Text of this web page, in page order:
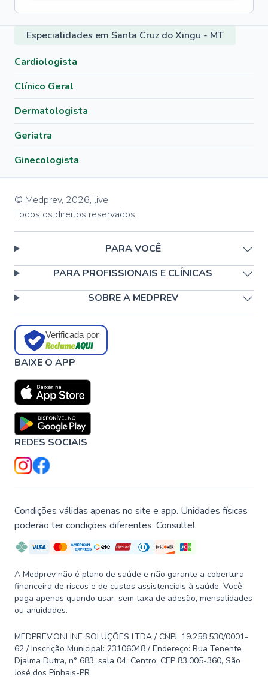
Especialidades em Santa Cruz do Xingu - MT
Cardiologista
Clínico Geral
Dermatologista
Geriatra
Ginecologista
© Medprev, 2026, live
Todos os direitos reservados
PARA VOCÊ
PARA PROFISSIONAIS E CLÍNICAS
SOBRE A MEDPREV
Verificada por
BAIXE O APP
REDES SOCIAIS
Condições válidas apenas no site e app. Unidades físicas
poderão ter condições diferentes. Consulte!
A Medprev não é plano de saúde e não garante a cobertura
financeira de riscos e de custos assistenciais à saúde. Você
paga apenas quando usar, sem taxa de adesão, mensalidades
ou anuidades.
MEDPREV.ONLINE SOLUÇÕES LTDA / CNPJ: 19.258.530/0001-
62 / Inscrição Municipal: 23106048 / Endereço: Rua Tenente
Djalma Dutra, n° 683, sala 04, Centro, CEP 83.005-360, São
José dos Pinhais-PR